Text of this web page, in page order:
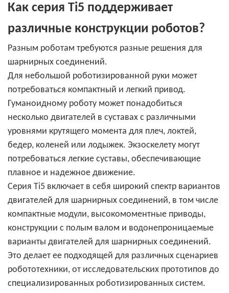
Как серия Ti5 поддерживает
различные конструкции роботов?
Разным роботам требуются разные решения для
шарнирных соединений.
Для небольшой роботизированной руки может
потребоваться компактный и легкий привод.
Гуманоидному роботу может понадобиться
несколько двигателей в суставах с различными
уровнями крутящего момента для плеч, локтей,
бедер, коленей или лодыжек. Экзоскелету могут
потребоваться легкие суставы, обеспечивающие
плавное и надежное движение.
Серия Ti5 включает в себя широкий спектр вариантов
двигателей для шарнирных соединений, в том числе
компактные модули, высокомоментные приводы,
конструкции с полым валом и водонепроницаемые
варианты двигателей для шарнирных соединений.
Это делает ее подходящей для различных сценариев
робототехники, от исследовательских прототипов до
специализированных роботизированных систем.